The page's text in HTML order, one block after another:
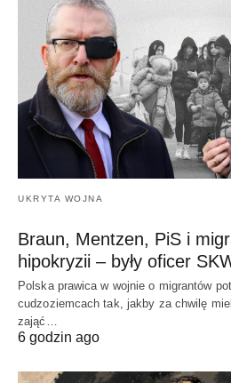
UKRYTA WOJNA
Braun, Mentzen, PiS i
hipokryzii – były oficer
Polska prawica w wojnie o migrantów
cudzoziemcach tak, jakby za chwilę
zająć…
6 godzin ago